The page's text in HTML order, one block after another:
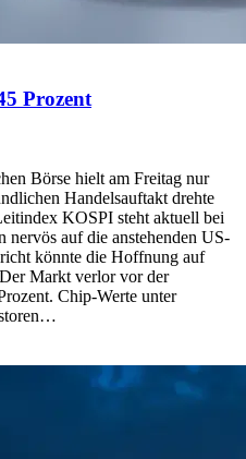
Prozent
Börse hielt am Freitag nur
Handelsauftakt drehte
KOSPI steht aktuell bei
auf die anstehenden US-
könnte die Hoffnung auf
Markt verlor vor der
Chip-Werte unter